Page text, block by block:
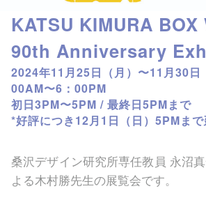
KATSU KIMURA BOX
90th Anniversary
2024年11月25日（月）〜11月30日
00AM〜6：00PM
初日3PM〜5PM / 最終日5PMまで
*好評につき12月1日（日）5PMまで
桑沢デザイン研究所専任教員 永沼
よる木村勝先生の展覧会です。